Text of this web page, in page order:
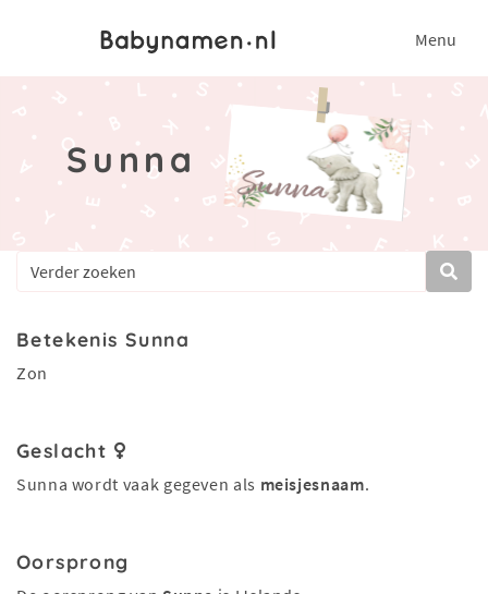
Menu
Sunna
Betekenis Sunna
Zon
Geslacht
Sunna wordt vaak gegeven als meisjesnaam.
Oorsprong